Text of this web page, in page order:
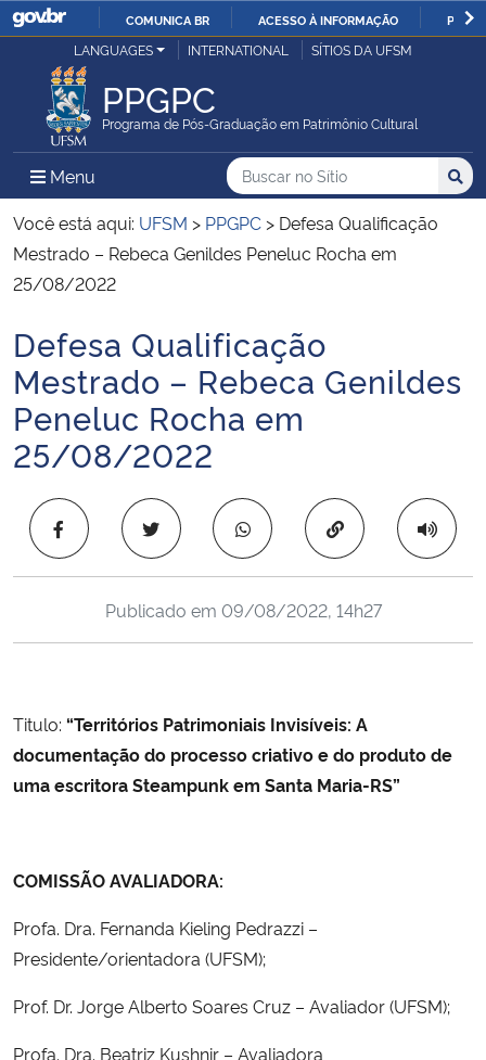
IR
COMUNICA BR ACESSO À INFORMAÇÃO
Ministério da Justiça e Segurança Pública
Ministério da Defesa
Ministério das Relações Exteriores
Ministério da Economia
Ministério da Infraestrutura
Ministério da Agricultura, Pecuária e Abastecimento
Ministério da Educação
Ministério da Cidadania
Ministério da Saúde
Ministério de Minas e Energia
Ministério do Meio Ambiente
Ministério do Turismo
Ministério da Mulher, da Família e dos Direitos Humanos
Secretaria-Geral
LANGUAGES INTERNATIONAL SÍTIOS DA UFSM
PPGPC
Programa de Pós-Graduação em Patrimônio Cultural
Menu Menu Principal do Sítio
Busca
Buscar no no Sítio
Busca:
Você está aqui: UFSM > PPGPC > Defesa Qualificação
Mestrado – Rebeca Genildes Peneluc Rocha em
25/08/2022
Início do conteúdo
Defesa Qualificação
Mestrado – Rebeca Genildes
Peneluc Rocha em
25/08/2022
Copiar para área
Publicado em 09/08/2022, 14h27
Titulo: “Territórios Patrimoniais Invisíveis: A
documentação do processo criativo e do produto de
uma escritora Steampunk em Santa Maria-RS”
COMISSÃO AVALIADORA:
Profa. Dra. Fernanda Kieling Pedrazzi –
Presidente/orientadora (UFSM);
Prof. Dr. Jorge Alberto Soares Cruz – Avaliador (UFSM);
Profa. Dra. Beatriz Kushnir – Avaliadora